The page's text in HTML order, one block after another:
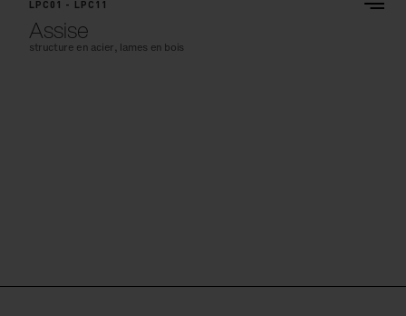
LPC01 - LPC11
Assise
structure en acier, lames en bois